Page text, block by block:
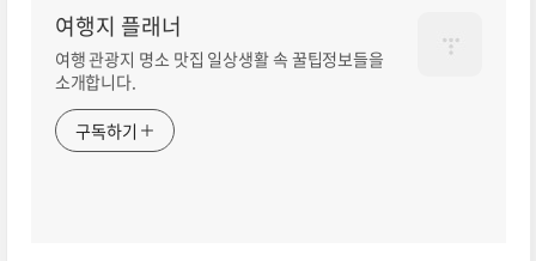
여행지 플래너
여행 관광지 명소 맛집 일상생활 속 꿀팁정보들을
소개합니다.
구독하기